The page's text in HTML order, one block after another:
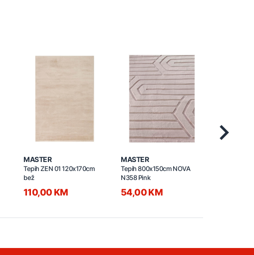
MASTER
Tepih ZEN 01 120x170cm
bež
110,00 KM
MASTER
Tepih 800x150cm NOVA
N358 Pink
54,00 KM